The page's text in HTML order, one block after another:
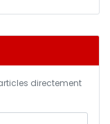
directement